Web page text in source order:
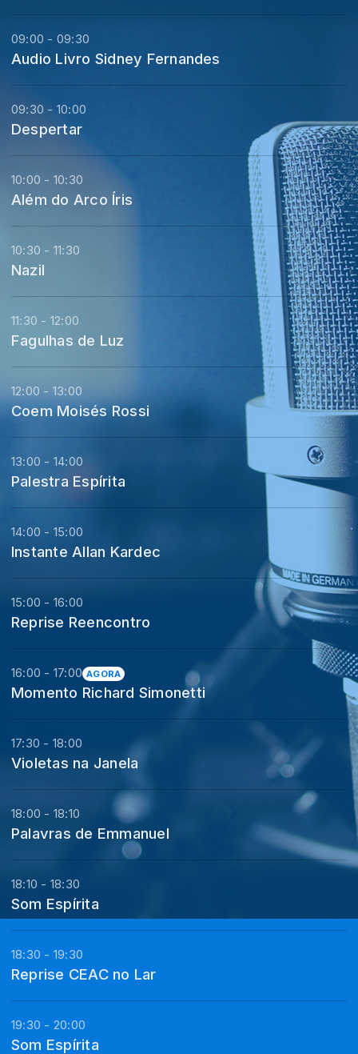
09:00 - 09:30
Audio Livro Sidney Fernandes
09:30 - 10:00
Despertar
10:00 - 10:30
Além do Arco Íris
10:30 - 11:30
Nazil
11:30 - 12:00
Fagulhas de Luz
12:00 - 13:00
Coem Moisés Rossi
13:00 - 14:00
Palestra Espírita
14:00 - 15:00
Instante Allan Kardec
15:00 - 16:00
Reprise Reencontro
16:00 - 17:00 AGORA
Momento Richard Simonetti
17:30 - 18:00
Violetas na Janela
18:00 - 18:10
Palavras de Emmanuel
18:10 - 18:30
Som Espírita
18:30 - 19:30
Reprise CEAC no Lar
19:30 - 20:00
Som Espírita